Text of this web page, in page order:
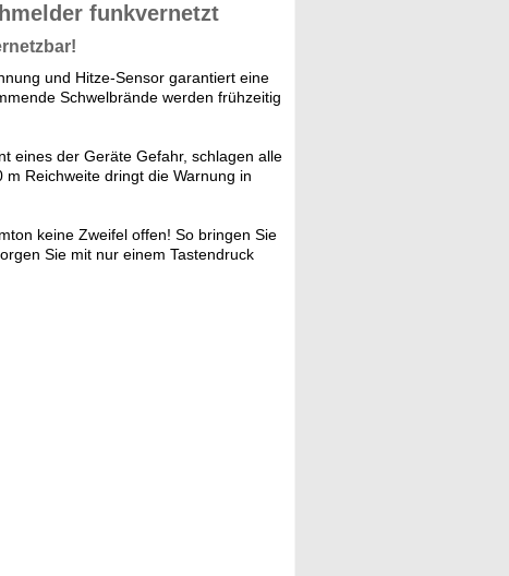
funkvernetzt
und Hitze-Sensor garantiert eine
Schwelbrände werden frühzeitig
eines der Geräte Gefahr, schlagen alle
Reichweite dringt die Warnung in
keine Zweifel offen! So bringen Sie
Sie mit nur einem Tastendruck